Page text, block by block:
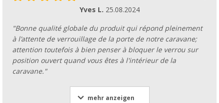
Yves L. 25.08.2024
"Bonne qualité globale du produit qui répond pleinement
à l'attente de verrouillage de la porte de notre caravane;
attention toutefois à bien penser à bloquer le verrou sur
position ouvert quand vous êtes à l'intérieur de la
caravane."
mehr anzeigen